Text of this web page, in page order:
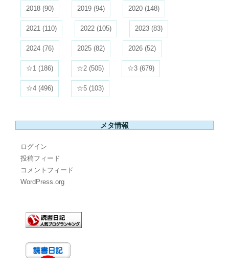
2018 (90) 2019 (94) 2020 (148)
2021 (110) 2022 (105) 2023 (83)
2024 (76) 2025 (82) 2026 (52)
☆1 (186) ☆2 (505) ☆3 (679)
☆4 (496) ☆5 (103)
メタ情報
ログイン
投稿フィード
コメントフィード
WordPress.org